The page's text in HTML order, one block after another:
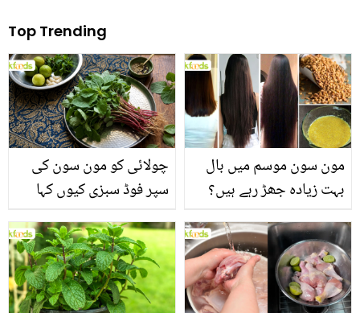
Top Trending
چولائی کو مون سون کی
سپر فوڈ سبزی کیوں کہا
منرلز اور اینٹی آکسیڈنٹس
سے بھرپور اس سبزی کے
فائدے
مون سون موسم میں بال
بہت زیادہ جھڑ رہے ہیں؟
بنانے کے چند قدرتی طریقے